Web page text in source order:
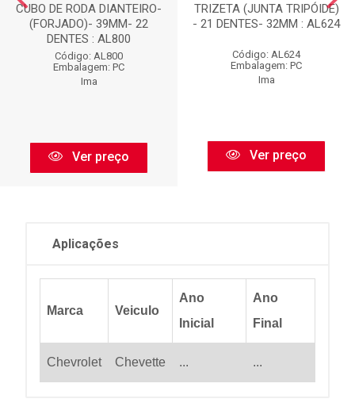
CUBO DE RODA DIANTEIRO-
(FORJADO)- 39MM- 22
DENTES : AL800
Código: AL800
Embalagem: PC
Ima
Ver preço
TRIZETA (JUNTA TRIPÓIDE)
- 21 DENTES- 32MM : AL624
Código: AL624
Embalagem: PC
Ima
Ver preço
Aplicações
Marca Veiculo
Ano
Inicial
Ano
Final
Chevrolet Chevette ... ...